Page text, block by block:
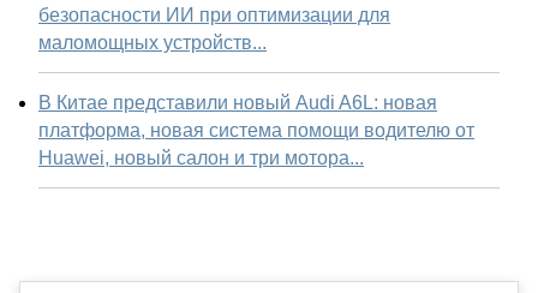
безопасности ИИ при оптимизации для
маломощных устройств...
В Китае представили новый Audi A6L: новая
платформа, новая система помощи водителю от
Huawei, новый салон и три мотора...